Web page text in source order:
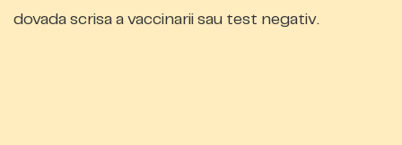
dovada scrisa a vaccinarii sau test negativ.